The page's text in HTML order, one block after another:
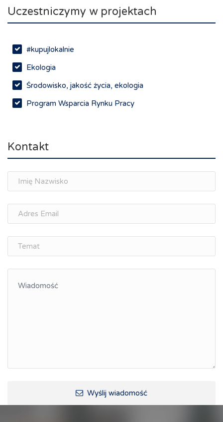
Uczestniczymy w projektach
#kupujlokalnie
Ekologia
Środowisko, jakość życia, ekologia
Program Wsparcia Rynku Pracy
Spotkania branżowe
osobisty
Memorandum Gospodarcze PL-CZ
Śląskie Porozumienie Gospodarcze
ŚLĄSK.ONLINE
Integracja
Kontakt
Wyślij wiadomość